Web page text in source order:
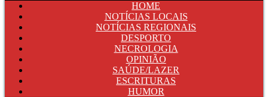
HOME
NOTÍCIAS LOCAIS
NOTÍCIAS REGIONAIS
DESPORTO
NECROLOGIA
OPINIÃO
SAÚDE/LAZER
ESCRITURAS
HUMOR